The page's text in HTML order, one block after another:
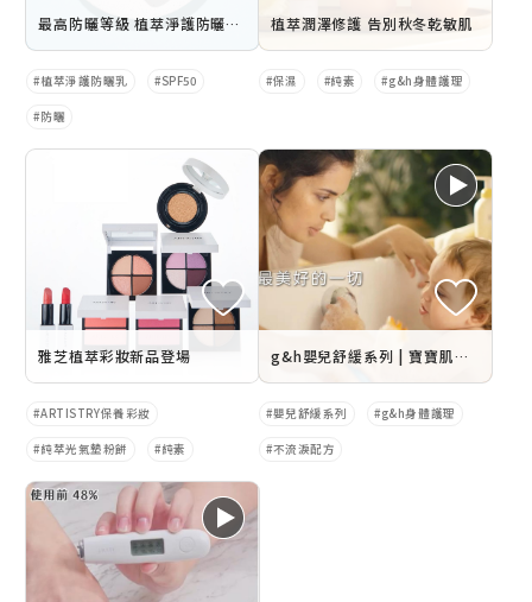
最高防曬等級 植萃淨護防曬乳5/3全新登場
植萃淨護防曬乳 SPF50
防曬
植萃潤澤修護 告別秋冬乾敏肌
保濕 純素 g&h身體護理
雅芝植萃彩妝新品登場
ARTISTRY保養彩妝
純萃光氣墊粉餅 純素
g&h嬰兒舒緩系列 | 寶寶肌膚最好的呵護
嬰兒舒緩系列 g&h身體護理
不流淚配方